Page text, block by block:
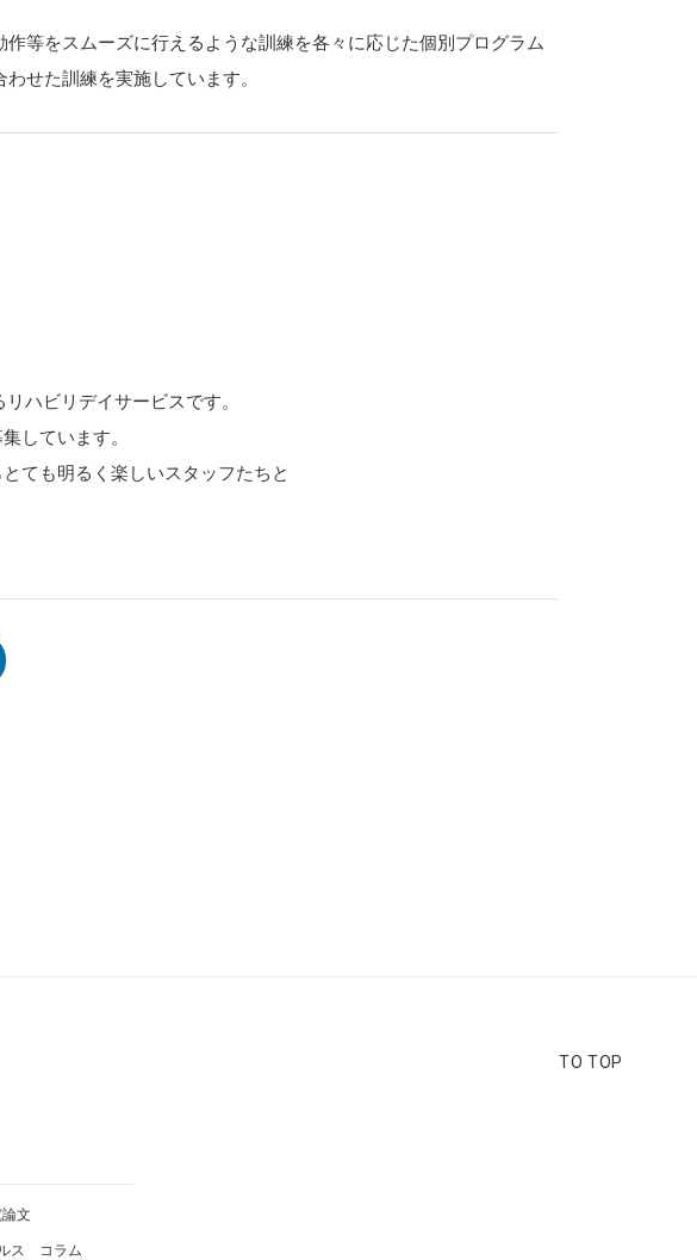
等をスムーズに行えるような訓練を各々に応じた個別プログラム
せた訓練を実施しています。
ハビリデイサービスです。
しています。
ても明るく楽しいスタッフたちと
TO TOP
文
ス コラム